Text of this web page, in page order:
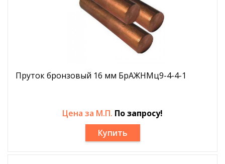
Пруток бронзовый 16 мм БрАЖНМц9-4-4-1
Цена за М.П. По запросу!
Купить